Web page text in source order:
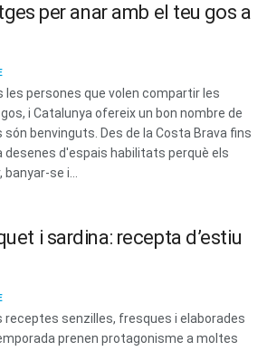
per anar amb el teu gos a
les persones que volen compartir les
i Catalunya ofereix un bon nombre de
benvinguts. Des de la Costa Brava fins
desenes d'espais habilitats perquè els
se i...
i sardina: recepta d’estiu
receptes senzilles, fresques i elaborades
prenen protagonisme a moltes